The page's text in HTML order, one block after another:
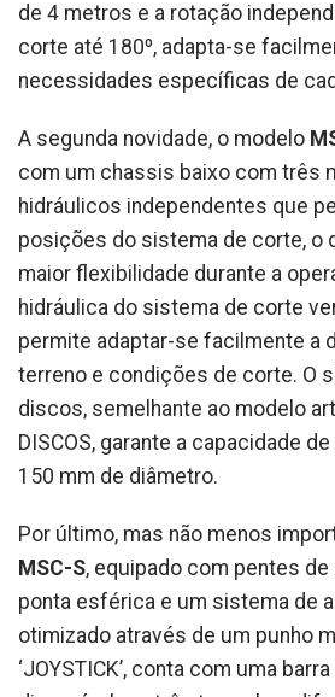
de 4 metros e a rotação
corte até 180º, adapta-se
necessidades específicas de
A segunda novidade, o modelo
com um chassis baixo com três
hidráulicos independentes que
posições do sistema de corte, o
maior flexibilidade durante a
hidráulica do sistema de corte
permite adaptar-se facilmente a
terreno e condições de corte. O
discos, semelhante ao modelo
DISCOS, garante a capacidade
150 mm de diâmetro.
Por último, mas não menos
MSC-S, equipado com pentes
ponta esférica e um sistema de
otimizado através de um punho
‘JOYSTICK’, conta com uma